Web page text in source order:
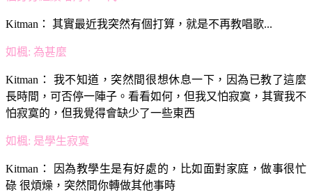
Kitman： 其實最近我突然有個打算，就是不再教唱歌...
如楓 : 為甚麼
Kitman：
我不知道，突然間很想休息一下，因為已教了這麼
長時間，可否停一陣子。看看如何，但我又怕寂寞，其實我不
怕寂寞的，但我覺得會缺少了一些東西
如楓 : 是學生寂寞
Kitman：
因為教學生是有好處的，比如面對家庭，做事很忙
碌 很煩燥，突然間你轉做其他事時